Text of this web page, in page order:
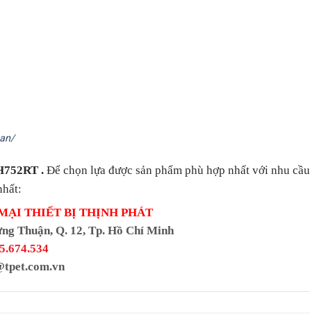
. Để chọn lựa được sản phẩm phù hợp nhất với nhu cầu
THIẾT BỊ THỊNH PHÁT
Thuận, Q. 12, Tp. Hồ Chí Minh